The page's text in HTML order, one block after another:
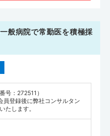
般病院で常勤医を積極採
号：272511）
員登録後に弊社コンサルタン
たします。